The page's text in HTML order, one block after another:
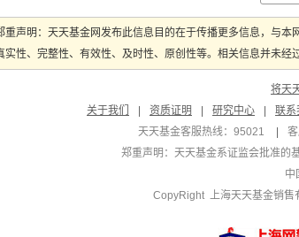
重声明：天天基金网发布此信息目的在于传播更多信息，与本
实性、完整性、有效性、及时性、原创性等。相关信息并未
将天
关于我们
资质证明 研究中心 联系
天天基金客服热线：95021
客
郑重声明： 天天基金系证监会批准的
中
CopyRight 上海天天基金销